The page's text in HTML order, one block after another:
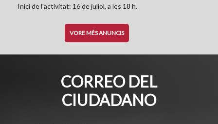
Inici de l'activitat: 16 de juliol, a les 18 h.
VORE MÉS ANUNCIS
CORREO DEL
CIUDADANO